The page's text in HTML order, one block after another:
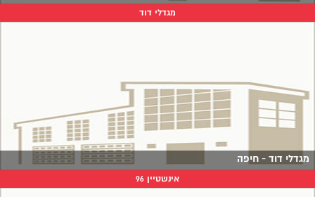
מגדלי דוד
מגדלי דוד - חיפה
אינשטיין 96